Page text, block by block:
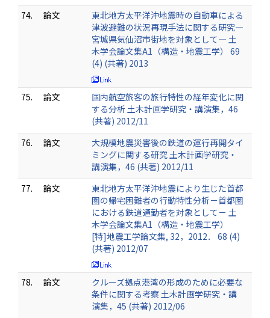
74.
論文
東北地方太平洋沖地震時の自動車による
津波避難の状況再現手法に関する研究―
宮城県気仙沼市街地を対象として― 土
木学会論文集A1（構造・地震工学） 69
(4) (共著) 2013
75. 論文
国内航空旅客の旅行特性の経年変化に関
する分析 土木計画学研究・講演集，46
(共著) 2012/11
76.
論文
大規模地震災害後の鉄道の運行再開タイ
ミングに関する研究 土木計画学研究・
講演集，46 (共著) 2012/11
77.
論文
東北地方太平洋沖地震により生じた首都
圏の帰宅困難者の行動特性分析－首都圏
における鉄道通勤者を対象として－ 土
木学会論文集A1（構造・地震工学）
[特]地震工学論文集, 32，2012． 68 (4)
(共著) 2012/07
78. 論文
クルーズ拠点港湾の形成のために必要な
条件に関する考察 土木計画学研究・講
演集，45 (共著) 2012/06